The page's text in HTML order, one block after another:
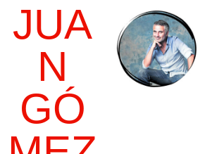
JUA
N
GÓ